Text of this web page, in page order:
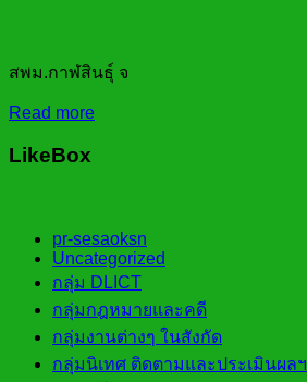
สพม.กาฬสินธุ์ จ
Read more
LikeBox
pr-sesaoksn
Uncategorized
กลุ่ม DLICT
กลุ่มกฎหมายและคดี
กลุ่มงานต่างๆ ในสังกัด
กลุ่มนิเทศ ติดตามและประเมินผลฯ